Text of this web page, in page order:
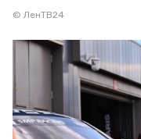
© ЛенТВ24